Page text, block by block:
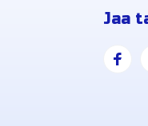
Jaa